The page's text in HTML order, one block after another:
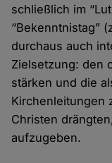
schließlich im
“Bekenntnistag”
durchaus auch
Zielsetzung: den
stärken und die
Kirchenleitungen
Christen
aufzugeben.